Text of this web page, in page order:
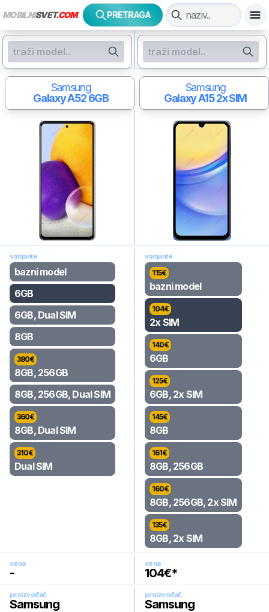
MOBILNISVET.COM PRETRAGA
Samsung
Galaxy A526GB
Samsung
Galaxy A152x SIM
varijante
bazni model
6GB
6GB, Dual SIM
8GB
380€
8GB, 256GB
8GB, 256GB, Dual SIM
360€
8GB, Dual SIM
310€
Dual SIM
varijante
115€
bazni model
104€
2x SIM
140€
6GB
125€
6GB, 2x SIM
145€
8GB
161€
8GB, 256GB
160€
8GB, 256GB, 2x SIM
135€
8GB, 2x SIM
cena
-
cena
104€*
proizvođač
Samsung
proizvođač
Samsung